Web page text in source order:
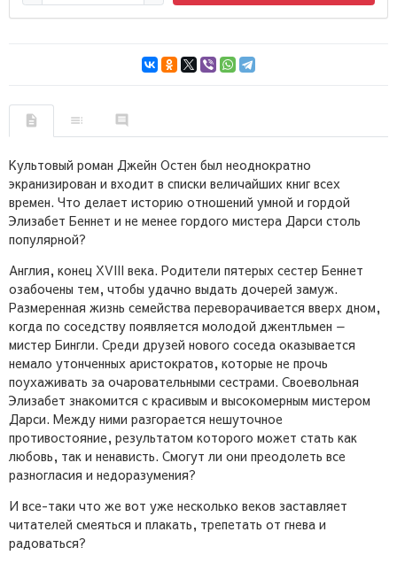
Культовый роман Джейн Остен был неоднократно
экранизирован и входит в списки величайших книг всех
времен. Что делает историю отношений умной и гордой
Элизабет Беннет и не менее гордого мистера Дарси столь
популярной?
Англия, конец XVIII века. Родители пятерых сестер Беннет
озабочены тем, чтобы удачно выдать дочерей замуж.
Размеренная жизнь семейства переворачивается вверх дном,
когда по соседству появляется молодой джентльмен —
мистер Бингли. Среди друзей нового соседа оказывается
немало утонченных аристократов, которые не прочь
поухаживать за очаровательными сестрами. Своевольная
Элизабет знакомится с красивым и высокомерным мистером
Дарси. Между ними разгорается нешуточное
противостояние, результатом которого может стать как
любовь, так и ненависть. Смогут ли они преодолеть все
разногласия и недоразумения?
И все-таки что же вот уже несколько веков заставляет
читателей смеяться и плакать, трепетать от гнева и
радоваться?